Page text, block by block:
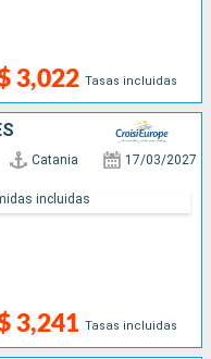
3,022 Tasas incluidas
Catania 17/03/2027
3,241 Tasas incluidas
incluidas